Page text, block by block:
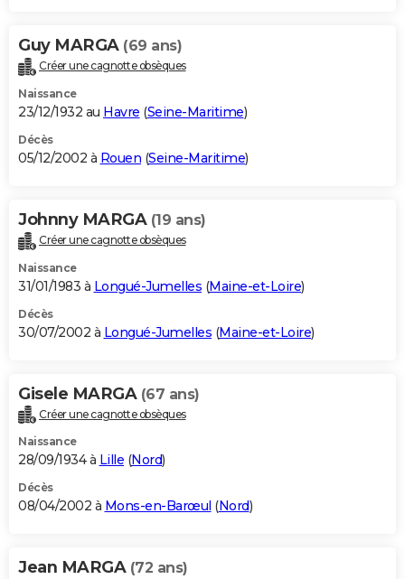
Guy MARGA (69 ans)
Créer une cagnotte obsèques
Naissance
23/12/1932 au Havre (Seine-Maritime)
Décès
05/12/2002 à Rouen (Seine-Maritime)
Johnny MARGA (19 ans)
Créer une cagnotte obsèques
Naissance
31/01/1983 à Longué-Jumelles (Maine-et-Loire)
Décès
30/07/2002 à Longué-Jumelles (Maine-et-Loire)
Gisele MARGA (67 ans)
Créer une cagnotte obsèques
Naissance
28/09/1934 à Lille (Nord)
Décès
08/04/2002 à Mons-en-Barœul (Nord)
Jean MARGA (72 ans)